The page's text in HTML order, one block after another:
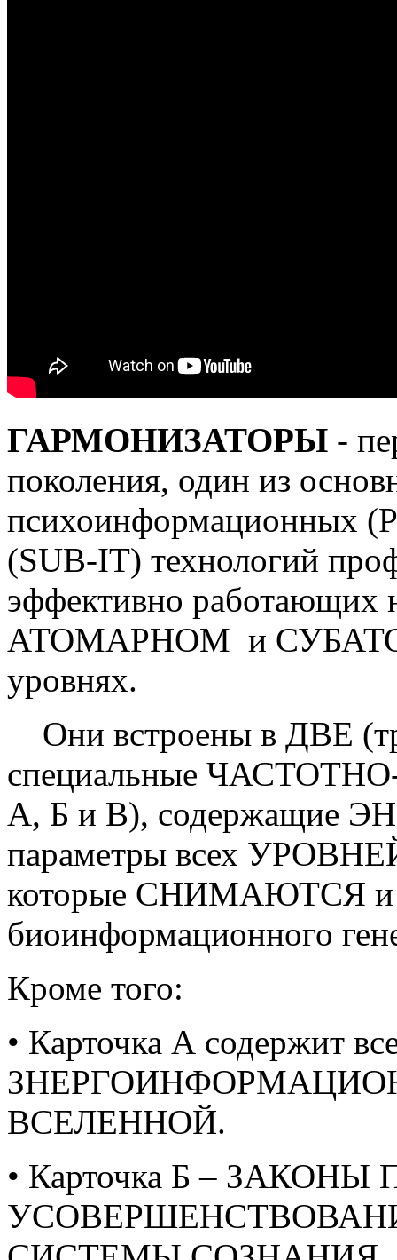
ГАРМОНИЗАТОРЫ -
поколения, один из
психоинформационных
(SUB-IT) технологий
эффективно
АТОМАРНОМ и
уровнях.
Они встроены в ДВЕ
специальные
А, Б и В),
параметры всех
которые СНИМАЮТСЯ
биоинформационного
Кроме того:
• Карточка А содержит
ВСЕЛЕННОЙ.
• Карточка Б –